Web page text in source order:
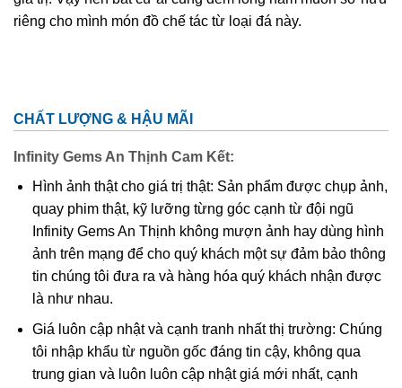
riêng cho mình món đồ chế tác từ loại đá này.
CHẤT LƯỢNG & HẬU MÃI
Infinity Gems An Thịnh Cam Kết:
Hình ảnh thật cho giá trị thật: Sản phẩm được chụp ảnh,
quay phim thật, kỹ lưỡng từng góc cạnh từ đội ngũ
Infinity Gems An Thịnh không mượn ảnh hay dùng hình
ảnh trên mạng để cho quý khách một sự đảm bảo thông
tin chúng tôi đưa ra và hàng hóa quý khách nhận được
là như nhau.
Giá luôn cập nhật và cạnh tranh nhất thị trường: Chúng
tôi nhập khẩu từ nguồn gốc đáng tin cậy, không qua
trung gian và luôn luôn cập nhật giá mới nhất, cạnh